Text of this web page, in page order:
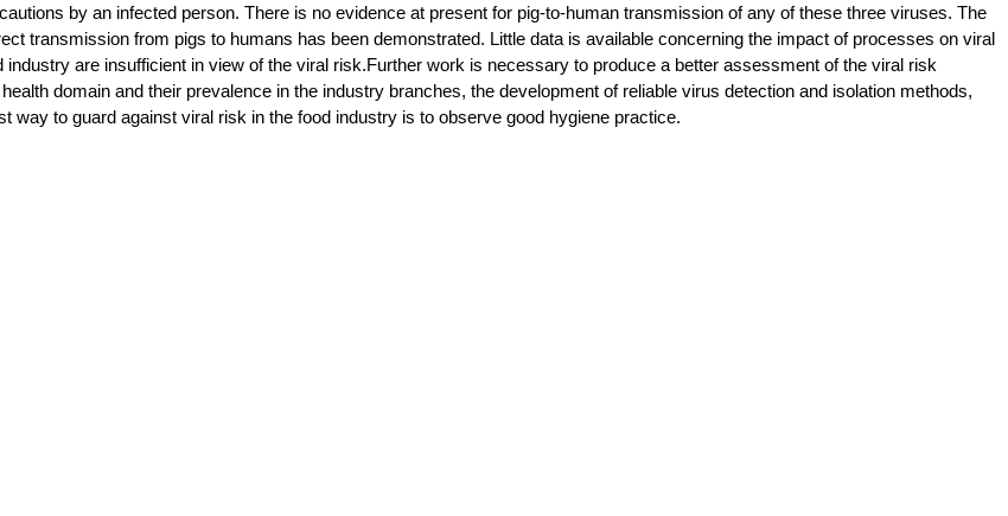
by an infected person. There is no evidence at present for pig-to-human transmission of any of these three viruses. The
transmission from pigs to humans has been demonstrated. Little data is available concerning the impact of processes on viral
are insufficient in view of the viral risk.Further work is necessary to produce a better assessment of the viral risk
domain and their prevalence in the industry branches, the development of reliable virus detection and isolation methods,
to guard against viral risk in the food industry is to observe good hygiene practice.